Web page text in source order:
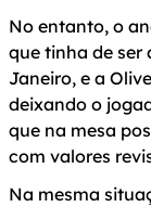
No entanto, o
que tinha de
Janeiro, e a
deixando o
que na mesa
com valores
Na mesma